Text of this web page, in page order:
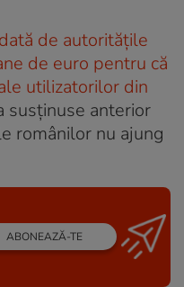
de autoritățile
de euro pentru că
utilizatorilor din
susținuse anterior
românilor nu ajung
ABONEAZĂ-TE